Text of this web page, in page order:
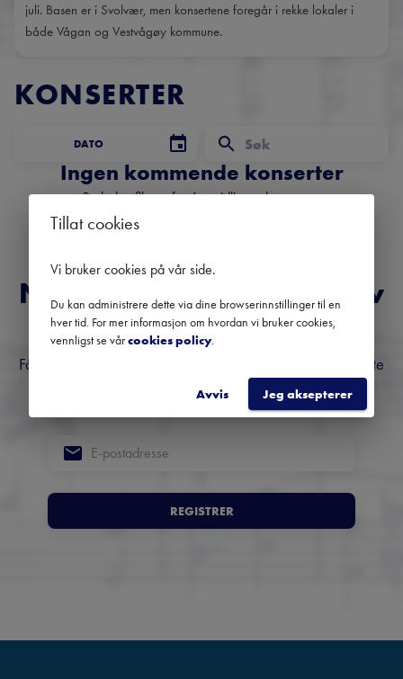
juli. Basen er i Svolvær, men konsertene foregår i rekke lokaler i
både Vågan og Vestvågøy kommune.
KONSERTER
DATO
Ingen kommende konserter
Bruk datofilteret for å se tidligere konserter.
Norges fremste nyhetsbrev
om klassisk musikk
Få oversikt over kommende konserter, festivaler og utvalgte
anbefalinger fra hele landet.
REGISTRER
Tillat cookies
Vi bruker cookies på vår side.
Du kan administrere dette via dine browserinnstillinger til en
hver tid. For mer informasjon om hvordan vi bruker cookies,
vennligst se vårcookies policy.
Avvis Jeg aksepterer